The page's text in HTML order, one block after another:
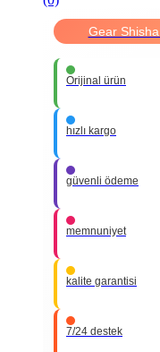
Gear
Orijinal ürün
hızlı kargo
güvenli ödeme
memnuniyet
kalite garantisi
7/24 destek